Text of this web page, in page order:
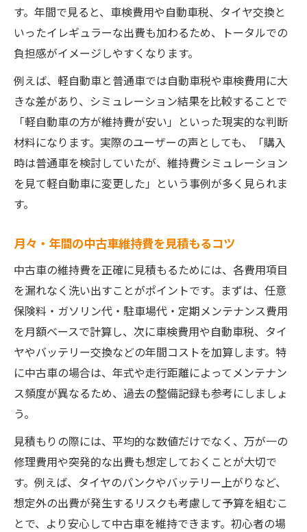
す。年間で見ると、車検費用や自動車税、タイヤ交換と
いったイレギュラーな出費も加わるため、トータルでの
負担感がイメージしやすくなります。
例えば、軽自動車と普通車では自動車税や車検費用に大
きな差があり、シミュレーション結果を比較することで
「軽自動車の方が維持費が安い」といった現実的な判断
材料になります。実際のユーザーの声としても、「購入
時は普通車を検討していたが、維持費シミュレーション
を見て軽自動車に変更した」という事例が多く見られま
す。
月々・年間の中古車維持費を見積もるコツ
中古車の維持費を正確に見積もるためには、各費用項目
を漏れなく洗い出すことがポイントです。まずは、任意
保険料・ガソリン代・駐車場代・定期メンテナンス費用
を月額ベースで計算し、次に車検費用や自動車税、タイ
ヤやバッテリー交換などの年間コストを加算します。特
に中古車の場合は、年式や走行距離によってメンテナン
ス頻度が異なるため、過去の整備記録も参考にしましょ
う。
見積もりの際には、平均的な数値だけでなく、万が一の
修理費用や突発的な出費も想定しておくことが大切で
す。例えば、タイヤのパンクやバッテリー上がりなど、
想定外の出費が発生するリスクも考慮して予算を組むこ
とで、より安心して中古車を維持できます。初心者の場